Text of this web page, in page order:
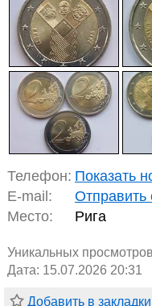
Телефон: Показать
E-mail:
Отправить
Место:
Рига
Уникальных
Дата: 15.07.2026 20:31
Добавить в закладки